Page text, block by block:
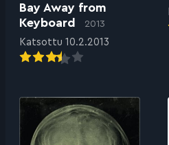
Bay Away from
Keyboard
2013
Katsottu 10.2.2013